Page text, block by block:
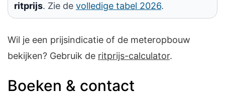
ritprijs. Zie de volledige tabel 2026.
Wil je een prijsindicatie of de meteropbouw
bekijken? Gebruik de ritprijs-calculator.
Boeken & contact